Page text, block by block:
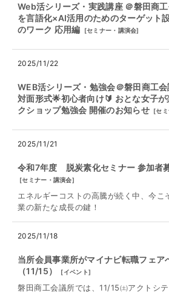
Web活シリーズ・実践講座 ＠磐田商
を言語化×AI活用のためのターゲット
のワーク 応用編
[セミナー・講演会]
2025/11/22
WEB活シリーズ・勉強会＠磐田商工
対面形式🌟初心者向け🔰 おとな女子
クショップ勉強会 開催のお知らせ [セ
2025/11/21
令和7年度 脱炭素化セミナー 参加者
[セミナー・講演会]
エネルギーコストの高騰が続く中、今こ
業の新たな成長の鍵！
2025/11/18
当所会員事業所がマイナビ転職フェア
（11/15）
[イベント]
磐田商工会議所では、11/15㈯アクトシ